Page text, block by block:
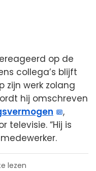
op de
collega’s blijft
zijn werk zolang
hij omschreven
,
televisie. “Hij is
lezen